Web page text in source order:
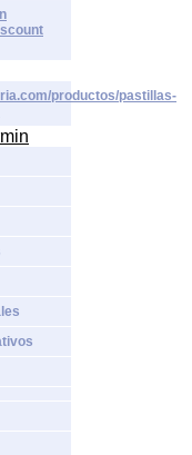
productos/pastillas-